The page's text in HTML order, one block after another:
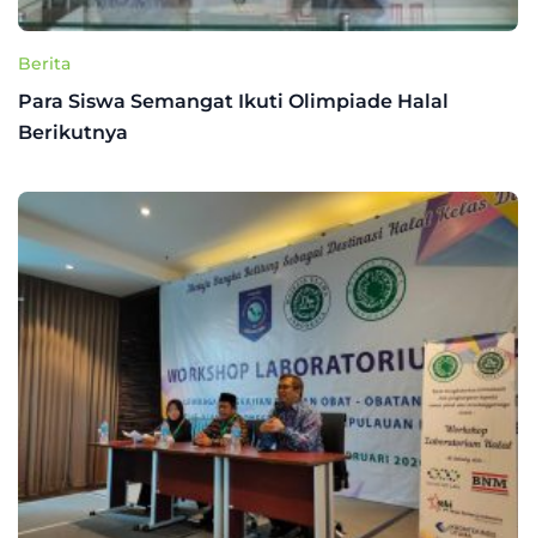
Berita
Para Siswa Semangat Ikuti Olimpiade Halal
Berikutnya